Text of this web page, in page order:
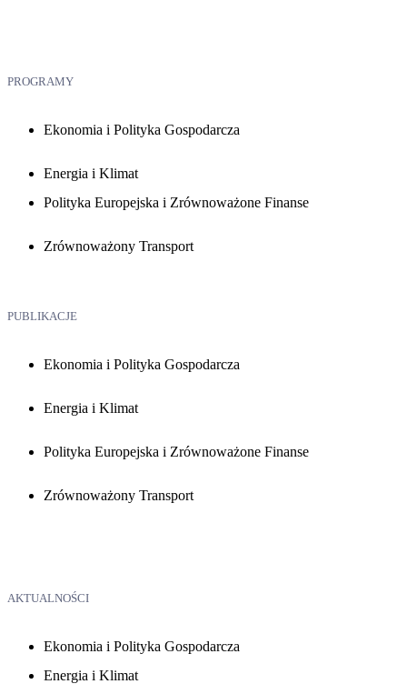
PROGRAMY
Ekonomia i Polityka Gospodarcza
Energia i Klimat
Polityka Europejska i Zrównoważone Finanse
Zrównoważony Transport
PUBLIKACJE
Ekonomia i Polityka Gospodarcza
Energia i Klimat
Polityka Europejska i Zrównoważone Finanse
Zrównoważony Transport
AKTUALNOŚCI
Ekonomia i Polityka Gospodarcza
Energia i Klimat